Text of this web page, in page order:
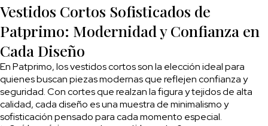
Vestidos Cortos Sofisticados de
Patprimo: Modernidad y Confianza en
Cada Diseño
En Patprimo, los vestidos cortos son la elección ideal para
quienes buscan piezas modernas que reflejen confianza y
seguridad. Con cortes que realzan la figura y tejidos de alta
calidad, cada diseño es una muestra de minimalismo y
sofisticación pensado para cada momento especial.